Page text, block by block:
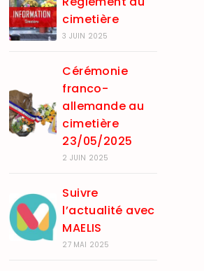
cimetière
3 JUIN 2025
Cérémonie
franco-
allemande au
cimetière
23/05/2025
2 JUIN 2025
Suivre
l’actualité avec
MAELIS
27 MAI 2025